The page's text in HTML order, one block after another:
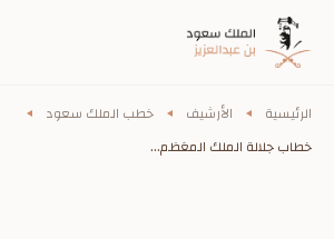
الرئيسية الأرشيف
خطب الملك سعود
خطاب جلالة الملك المعَظم...